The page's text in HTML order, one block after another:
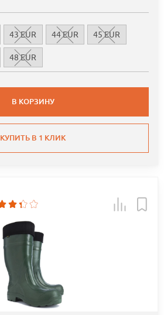
43 EUR 44 EUR 45 EUR
48 EUR
В КОРЗИНУ
КУПИТЬ В 1 КЛИК